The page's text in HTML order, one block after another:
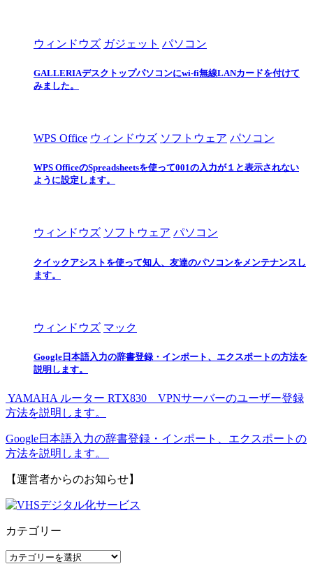
ウィンドウズ ガジェット パソコン
GALLERIAデスクトップパソコンにwi-fi無線LANカードを付けて
みました。
WPS Office ウィンドウズ ソフトウェア パソコン
WPS OfficeのSpreadsheetsを使って001の入力が１と表示されない
ように設定します。
ウィンドウズ ソフトウェア パソコン
クイックアシストを使って知人、友達のパソコンをメンテナンスし
ます。
ウィンドウズ マック
Google日本語入力の辞書登録・インポート、エクスポートの方法を
説明します。
YAMAHA ルーター RTX830 VPNサーバーのユーザー登録
方法を説明します。
Google日本語入力の辞書登録・インポート、エクスポートの
方法を説明します。
【運営者からのお知らせ】
カテゴリー
カ